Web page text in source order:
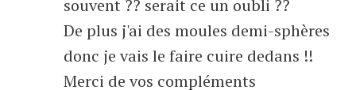
souvent ?? serait ce un oubli ??
De plus j'ai des moules demi-sphères
donc je vais le faire cuire dedans !!
Merci de vos compléments